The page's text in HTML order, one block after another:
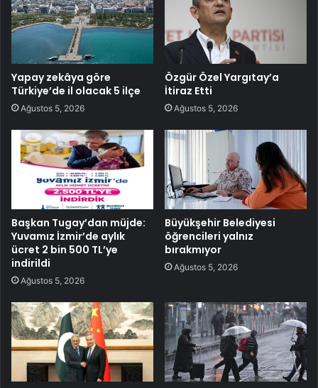
Yapay zekâya göre
Türkiye’de il olacak 5 ilçe
Ağustos 5, 2026
Özgür Özel Yargıtay’a
İtiraz Etti
Ağustos 5, 2026
Başkan Tugay’dan müjde:
Yuvamız İzmir’de aylık
ücret 2 bin 500 TL’ye
indirildi
Ağustos 5, 2026
Büyükşehir Belediyesi
öğrencileri yalnız
bırakmıyor
Ağustos 5, 2026